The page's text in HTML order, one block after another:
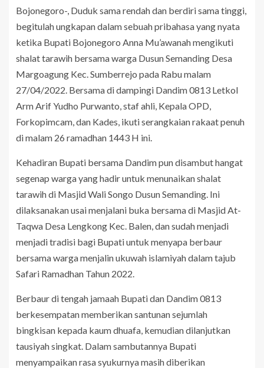
Bojonegoro-, Duduk sama rendah dan berdiri sama tinggi,
begitulah ungkapan dalam sebuah pribahasa yang nyata
ketika Bupati Bojonegoro Anna Mu’awanah mengikuti
shalat tarawih bersama warga Dusun Semanding Desa
Margoagung Kec. Sumberrejo pada Rabu malam
27/04/2022. Bersama di dampingi Dandim 0813 Letkol
Arm Arif Yudho Purwanto, staf ahli, Kepala OPD,
Forkopimcam, dan Kades, ikuti serangkaian rakaat penuh
di malam 26 ramadhan 1443 H ini.
Kehadiran Bupati bersama Dandim pun disambut hangat
segenap warga yang hadir untuk menunaikan shalat
tarawih di Masjid Wali Songo Dusun Semanding. Ini
dilaksanakan usai menjalani buka bersama di Masjid At-
Taqwa Desa Lengkong Kec. Balen, dan sudah menjadi
menjadi tradisi bagi Bupati untuk menyapa berbaur
bersama warga menjalin ukuwah islamiyah dalam tajub
Safari Ramadhan Tahun 2022.
Berbaur di tengah jamaah Bupati dan Dandim 0813
berkesempatan memberikan santunan sejumlah
bingkisan kepada kaum dhuafa, kemudian dilanjutkan
tausiyah singkat. Dalam sambutannya Bupati
menyampaikan rasa syukurnya masih diberikan